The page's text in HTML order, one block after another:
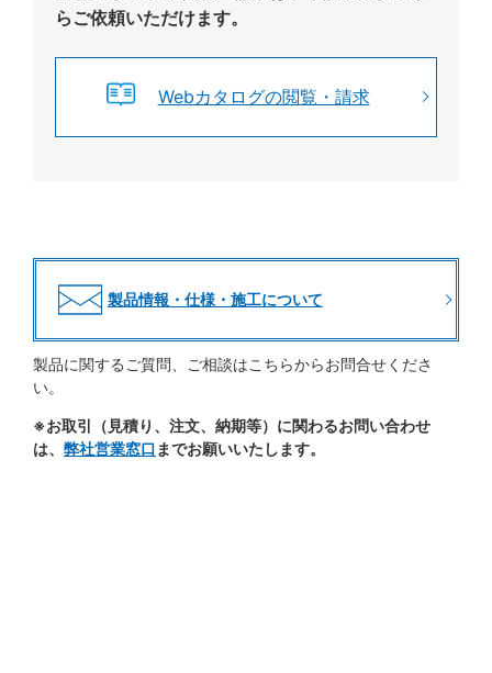
らご依頼いただけます。
Webカタログの閲覧・請求
製品情報・仕様・施工について
製品に関するご質問、ご相談はこちらからお問合せくださ
い。
※お取引（見積り、注文、納期等）に関わるお問い合わせ
は、 弊社営業窓口 までお願いいたします。